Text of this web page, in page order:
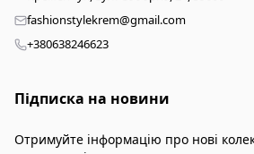
fashionstylekrem@gmail.com
+380638246623
Підписка на новини
Отримуйте інформацію про нові